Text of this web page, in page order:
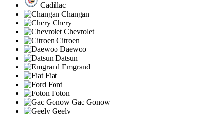
Cadillac
Changan
Chery
Chevrolet
Citroen
Daewoo
Datsun
Emgrand
Fiat
Ford
Foton
Gac Gonow
Geely